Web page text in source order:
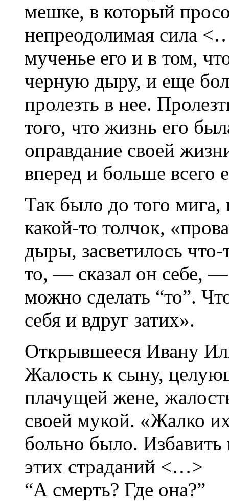
мешке, в который
непреодолимая сила
мученье его и в том,
черную дыру, и еще
пролезть в нее.
того, что жизнь его
оправдание своей
вперед и больше всего
Так было до того
какой-то толчок,
дыры, засветилось
то, — сказал он себе,
можно сделать “то”.
себя и вдруг затих».
Открывшееся Ивану
Жалость к сыну,
плачущей жене,
своей мукой. «Жалко
больно было. Избавить
этих страданий <…>
“А смерть? Где она?”